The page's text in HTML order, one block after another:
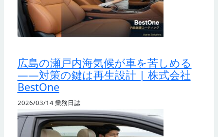
広島の瀬戸内海気候が車を苦しめる
——対策の鍵は再生設計 | 株式会社
BestOne
2026/03/14業務日誌